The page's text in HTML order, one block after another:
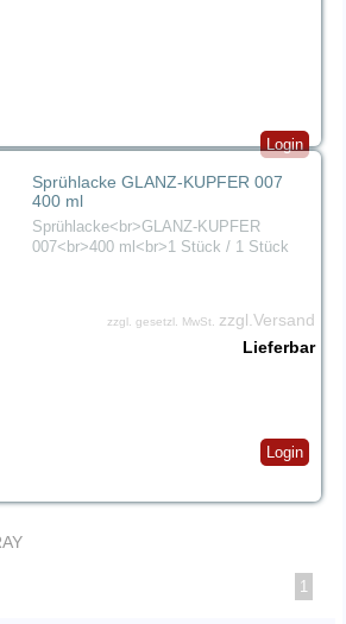
Login
Sprühlacke GLANZ-KUPFER 007
400 ml
Sprühlacke<br>GLANZ-KUPFER
007<br>400 ml<br>1 Stück / 1 Stück
zzgl. gesetzl. MwSt.
zzgl.Versand
Lieferbar
Login
1